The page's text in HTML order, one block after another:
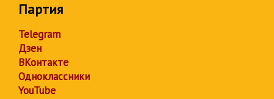
Партия
Telegram
Дзен
ВКонтакте
Одноклассники
YouTube